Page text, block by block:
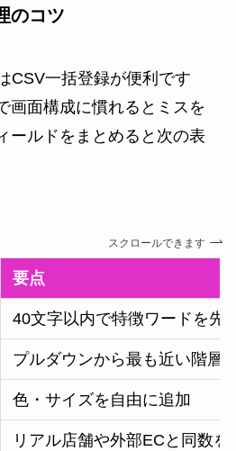
のコツ
CSV一括登録が便利です
画面構成に慣れるとミスを
ールドをまとめると次の表
スクロールできます
要点
40文字以内で特徴ワードを先
プルダウンから最も近い階層
色・サイズを自由に追加
リアル店舗や外部ECと同数を